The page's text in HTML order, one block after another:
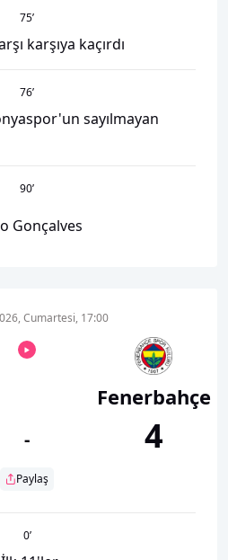
75’
karşıya kaçırdı
76’
sayılmayan
90’
Gonçalves
Cumartesi, 17:00
-
Paylaş
Fenerbahçe
4
0’